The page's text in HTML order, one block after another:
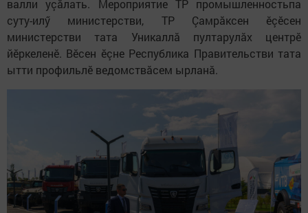
валли уçăлать. Мероприятие ТР промышленностьпа
суту-илӳ министерстви, ТР Çамрăксен ӗçӗсен
министерстви тата Уникаллă пултарулăх центрӗ
йӗркеленӗ. Вӗсен ӗçне Республика Правительстви тата
ытти профильлӗ ведомствăсем ырланă.